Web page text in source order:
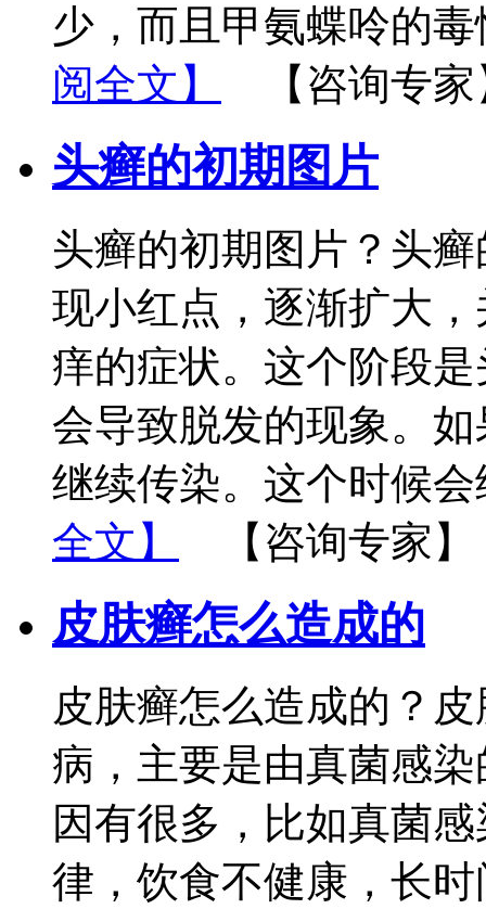
少，而且甲氨蝶呤的
阅全文】
【咨询专
头癣的初期图片
头癣的初期图片？头
现小红点，逐渐扩大
痒的症状。这个阶段
会导致脱发的现象。
继续传染。这个时候
全文】
【咨询专家】
皮肤癣怎么造成的
皮肤癣怎么造成的？
病，主要是由真菌感
因有很多，比如真菌
律，饮食不健康，长